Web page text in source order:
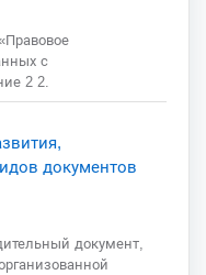
с
2 2.
документов
документ,